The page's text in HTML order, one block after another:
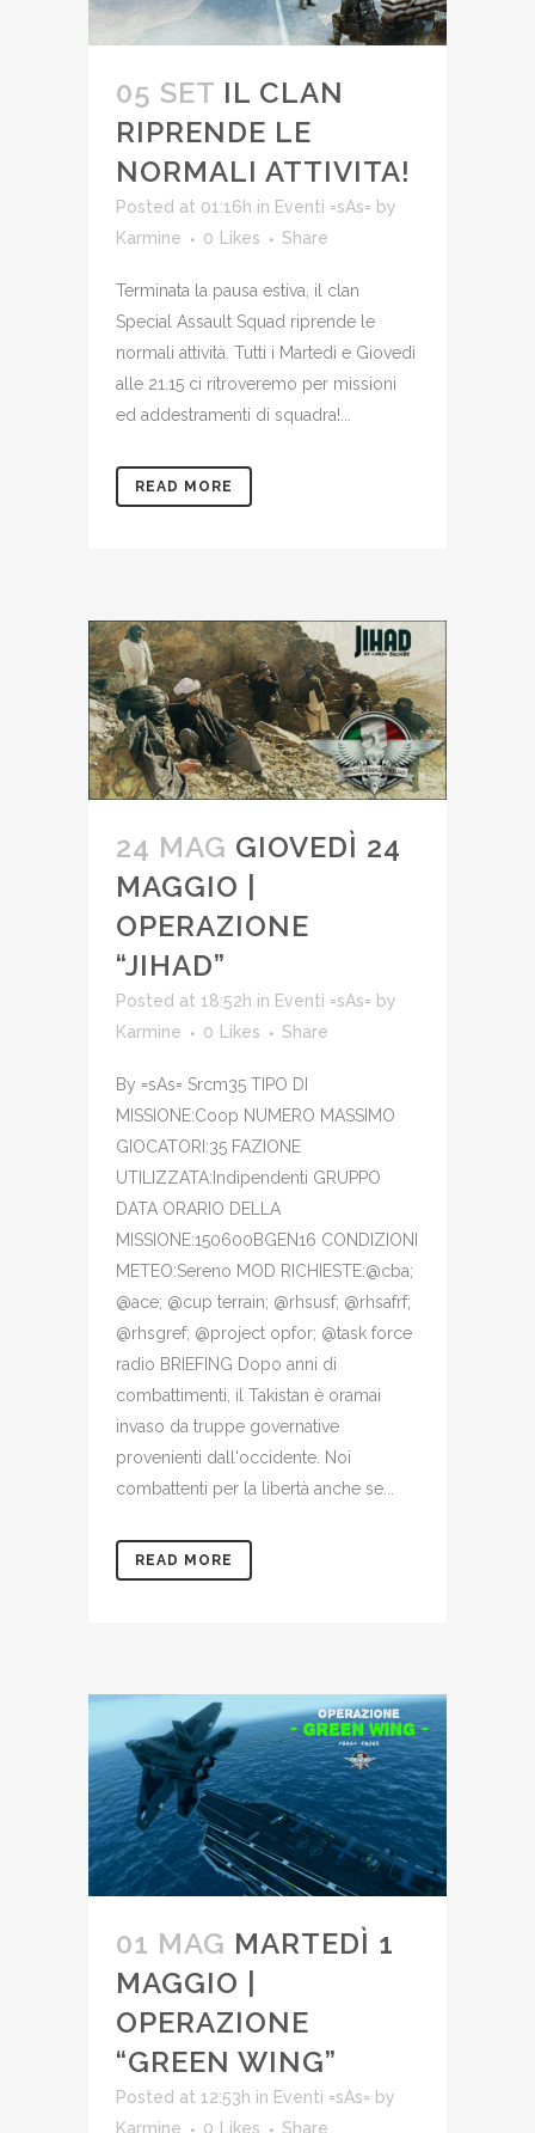
05 SET IL CLAN
RIPRENDE LE
NORMALI ATTIVITA!
Posted at 01:16h in Eventi =sAs= by
Karmine
0 Likes Share
Terminata la pausa estiva, il clan
Special Assault Squad riprende le
normali attività. Tutti i Martedì e Giovedì
alle 21.15 ci ritroveremo per missioni
ed addestramenti di squadra!...
READ MORE
24 MAG GIOVEDÌ 24
MAGGIO |
OPERAZIONE
“JIHAD”
Posted at 18:52h in Eventi =sAs= by
Karmine
0 Likes Share
By =sAs= Srcm35 TIPO DI
MISSIONE:Coop NUMERO MASSIMO
GIOCATORI:35 FAZIONE
UTILIZZATA:Indipendenti GRUPPO
DATA ORARIO DELLA
MISSIONE:150600BGEN16 CONDIZIONI
METEO:Sereno MOD RICHIESTE:@cba;
@ace; @cup terrain; @rhsusf; @rhsafrf;
@rhsgref; @project opfor; @task force
radio BRIEFING Dopo anni di
combattimenti, il Takistan è oramai
invaso da truppe governative
provenienti dall'occidente. Noi
combattenti per la libertà anche se...
READ MORE
01 MAG MARTEDÌ 1
MAGGIO |
OPERAZIONE
“GREEN WING”
Posted at 12:53h in Eventi =sAs= by
Karmine
0 Likes Share